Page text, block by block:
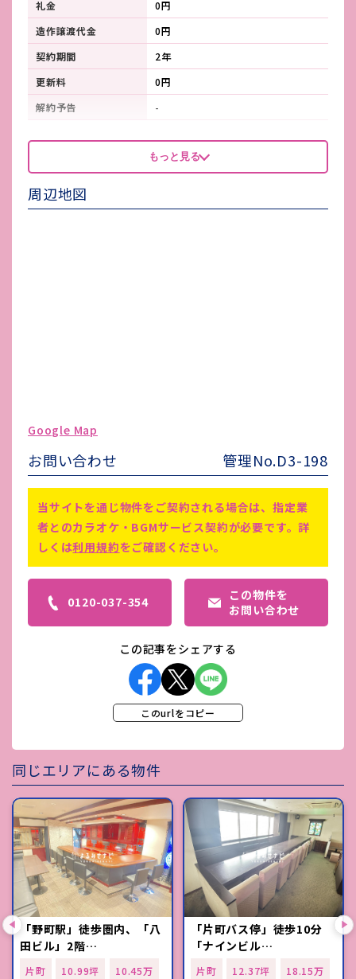
礼金
0円
造作譲渡代金
0円
契約期間
2年
更新料
0円
解約予告
-
看板製作費
-
看板使用料・
維持管理費
-
鍵交換費
-
備考 -
もっと見る
周辺地図
Google Map
お問い合わせ 管理No.D3-198
当サイトを通じ物件をご契約される場合は、指定業
者とのカラオケ・BGMサービス契約が必要です。詳
しくは利用規約をご確認ください。
0120-037-354
この物件を
お問い合わせ
この記事をシェアする
このurlをコピー
同じエリアにある物件
「野町駅」徒歩圏内、「八
田ビル」2階…
片町 10.99坪
10.45万
「片町バス停」徒歩10分
「ナインビル…
片町 12.37坪
18.15万